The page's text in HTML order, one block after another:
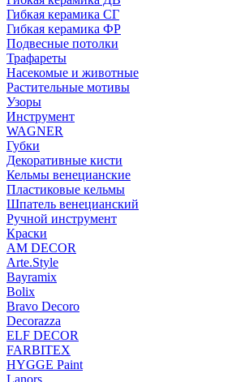
Гибкая керамика СГ
Гибкая керамика ФР
Подвесные потолки
Трафареты
Насекомые и животные
Растительные мотивы
Узоры
Инструмент
WAGNER
Губки
Декоративные кисти
Кельмы венецианские
Пластиковые кельмы
Шпатель венецианский
Ручной инструмент
Краски
AM DECOR
Arte.Style
Bayramix
Bolix
Bravo Decoro
Decorazza
ELF DECOR
FARBITEX
HYGGE Paint
Lanors